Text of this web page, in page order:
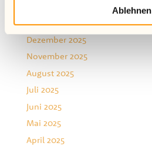
Ablehnen
Januar 2026
Dezember 2025
November 2025
August 2025
Juli 2025
Juni 2025
Mai 2025
April 2025